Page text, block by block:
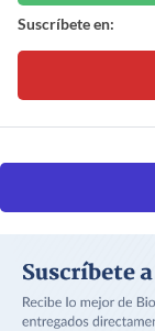
Suscríbete en: